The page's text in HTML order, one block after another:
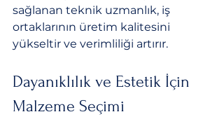
sağlanan teknik uzmanlık, iş
ortaklarının üretim kalitesini
yükseltir ve verimliliği artırır.
Dayanıklılık ve Estetik İçin
Malzeme Seçimi